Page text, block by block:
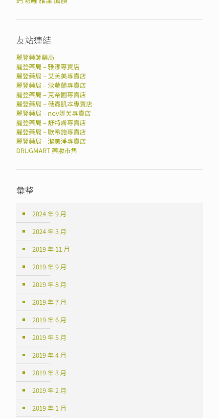
友站連結
麗登藥師藥局
麗登藥局 – 雅漾專賣店
麗登藥局 – 艾芙美專賣店
麗登藥局 – 蔻蘿蘭專賣店
麗登藥局 – 克奈圃專賣店
麗登藥局 – 薇霓肌本專賣店
麗登藥局 – nov娜芙專賣店
麗登藥局 – 舒特膚專賣店
麗登藥局 – 歐希施專賣店
麗登藥局 – 潔美淨專賣店
DRUGMART 藥妝市集
彙整
2024 年 9 月
2024 年 3 月
2019 年 11 月
2019 年 9 月
2019 年 8 月
2019 年 7 月
2019 年 6 月
2019 年 5 月
2019 年 4 月
2019 年 3 月
2019 年 2 月
2019 年 1 月